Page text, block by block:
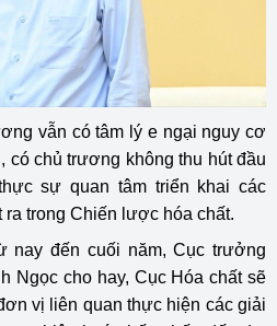
vẫn có tâm lý e ngại nguy cơ
có chủ trương không thu hút đầu
sự quan tâm triển khai các
ra trong Chiến lược hóa chất.
nay đến cuối năm, Cục trưởng
Ngọc cho hay, Cục Hóa chất sẽ
vị liên quan thực hiện các giải